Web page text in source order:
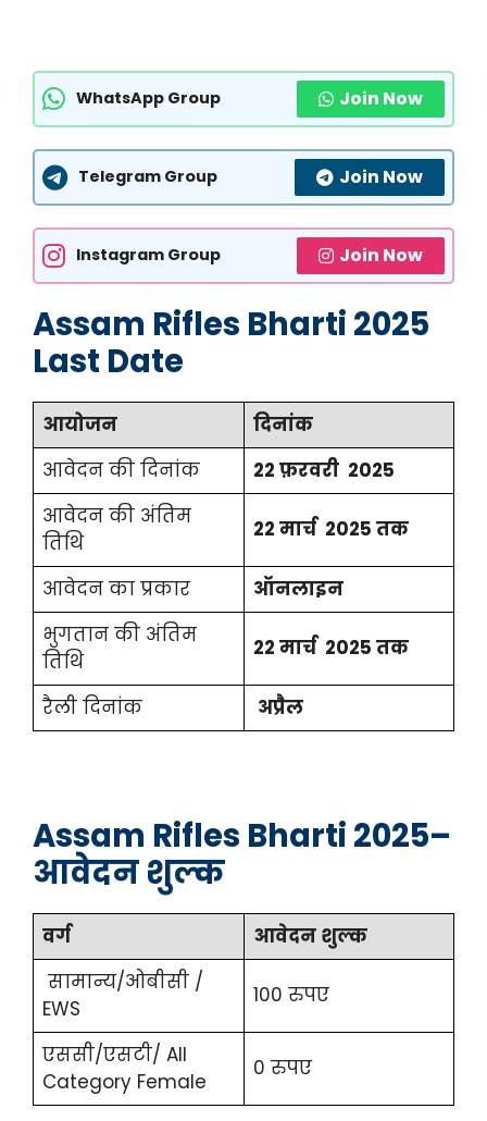
WhatsApp Group Join Now
Telegram Group Join Now
Instagram Group Join Now
Assam Rifles Bharti 2025
Last Date
आयोजन
दिनांक
आवेदन की दिनांक
22 फ़रवरी 2025
आवेदन की अंतिम
तिथि
22 मार्च 2025 तक
आवेदन का प्रकार
ऑनलाइन
भुगतान की अंतिम
तिथि
22 मार्च 2025 तक
रैली दिनांक अप्रैल
Assam Rifles Bharti 2025–
आवेदन शुल्क
वर्ग
आवेदन शुल्क
सामान्य/ओबीसी /
EWS
100 रुपए
एससी/एसटी/ All
Category Female
0 रुपए